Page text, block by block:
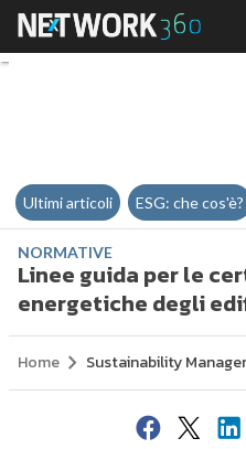
Ultimi articoli ESG: che cos'è?
NORMATIVE
Linee guida per le
energetiche degli
Home Sustainability